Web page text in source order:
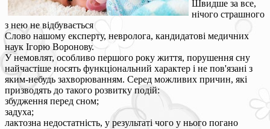
Швидше за все,
нічого страшного
з нею не відбувається
Слово нашому експерту, невролога, кандидатові медичних
наук Ігорю Воронову.
У немовлят, особливо першого року життя, порушення сну
найчастіше носять функціональний характер і не пов'язані з
яким-небудь захворюванням. Серед можливих причин, які
призводять до такого розвитку подій:
збудження перед сном;
задуха;
лактозна недостатність, у результаті чого у нього погано